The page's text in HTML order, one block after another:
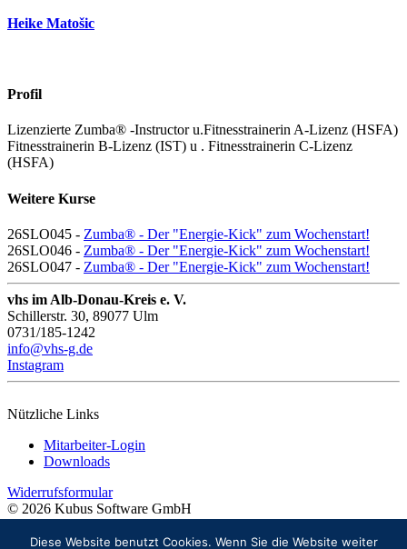
Heike Matošic
Profil
Lizenzierte Zumba® -Instructor u.Fitnesstrainerin A-Lizenz (HSFA)
Fitnesstrainerin B-Lizenz (IST) u . Fitnesstrainerin C-Lizenz
(HSFA)
Weitere Kurse
26SLO045 - Zumba® - Der "Energie-Kick" zum Wochenstart!
26SLO046 - Zumba® - Der "Energie-Kick" zum Wochenstart!
26SLO047 - Zumba® - Der "Energie-Kick" zum Wochenstart!
vhs im Alb-Donau-Kreis e. V.
Schillerstr. 30, 89077 Ulm
0731/185-1242
info@vhs-g.de
Instagram
Nützliche Links
Mitarbeiter-Login
Downloads
Widerrufsformular
© 2026 Kubus Software GmbH
Impressum
Diese Website benutzt Cookies. Wenn Sie die Website weiter